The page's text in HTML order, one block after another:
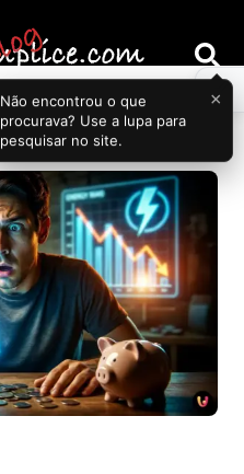
Não encontrou o que
procurava? Use a lupa para
pesquisar no site.
×